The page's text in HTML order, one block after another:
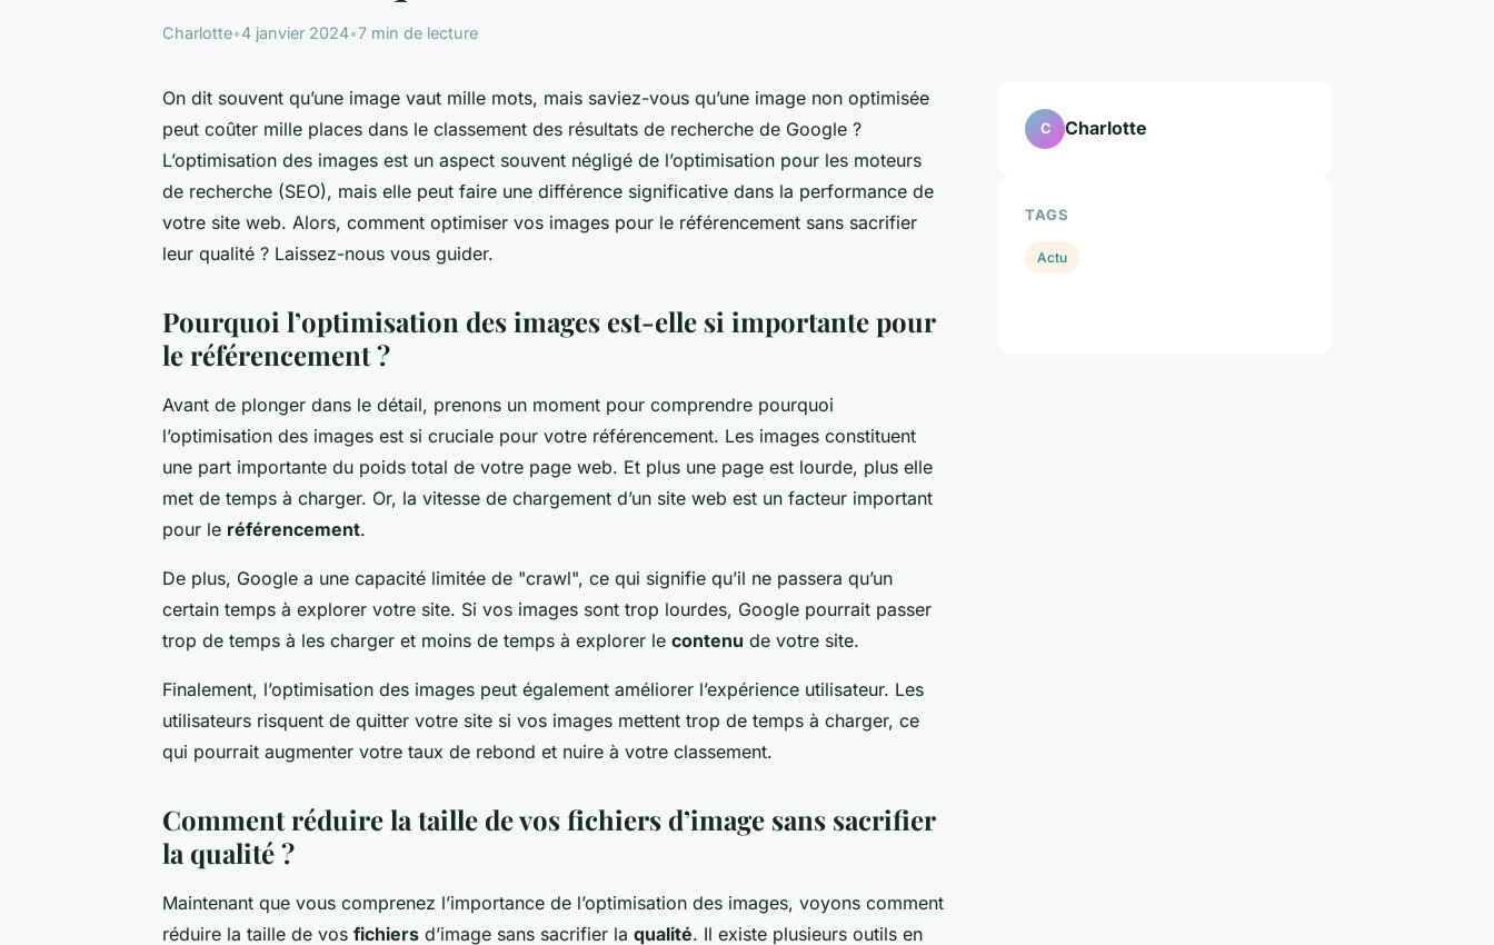
Charlotte•4 janvier 2024•7 min de lecture
On dit souvent qu’une image vaut mille mots, mais saviez-vous qu’une image non optimisée
peut coûter mille places dans le classement des résultats de recherche de Google ?
L’optimisation des images est un aspect souvent négligé de l’optimisation pour les moteurs
de recherche (SEO), mais elle peut faire une différence significative dans la performance de
votre site web. Alors, comment optimiser vos images pour le référencement sans sacrifier
leur qualité ? Laissez-nous vous guider.
Pourquoi l’optimisation des images est-elle si importante pour
le référencement ?
Avant de plonger dans le détail, prenons un moment pour comprendre pourquoi
l’optimisation des images est si cruciale pour votre référencement. Les images constituent
une part importante du poids total de votre page web. Et plus une page est lourde, plus elle
met de temps à charger. Or, la vitesse de chargement d’un site web est un facteur important
pour le référencement.
De plus, Google a une capacité limitée de "crawl", ce qui signifie qu’il ne passera qu’un
certain temps à explorer votre site. Si vos images sont trop lourdes, Google pourrait passer
trop de temps à les charger et moins de temps à explorer le contenu de votre site.
Finalement, l’optimisation des images peut également améliorer l’expérience utilisateur. Les
utilisateurs risquent de quitter votre site si vos images mettent trop de temps à charger, ce
qui pourrait augmenter votre taux de rebond et nuire à votre classement.
Comment réduire la taille de vos fichiers d’image sans sacrifier
la qualité ?
Maintenant que vous comprenez l’importance de l’optimisation des images, voyons comment
réduire la taille de vos fichiers d’image sans sacrifier la qualité. Il existe plusieurs outils en
C Charlotte
TAGS
Actu